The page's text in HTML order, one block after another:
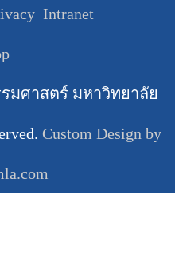
Intranet
มศาสตร์ มหาวิทยาลัย
Custom Design by